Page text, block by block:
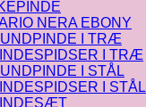
NERA EBONY
I TRÆ
I TRÆ
I STÅL
I STÅL